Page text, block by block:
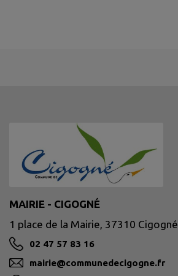
MAIRIE - CIGOGNÉ
1 place de la Mairie, 37310 Cigogné
02 47 57 83 16
mairie@communedecigogne.fr